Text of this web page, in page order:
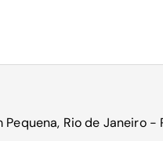
Rio de Janeiro -